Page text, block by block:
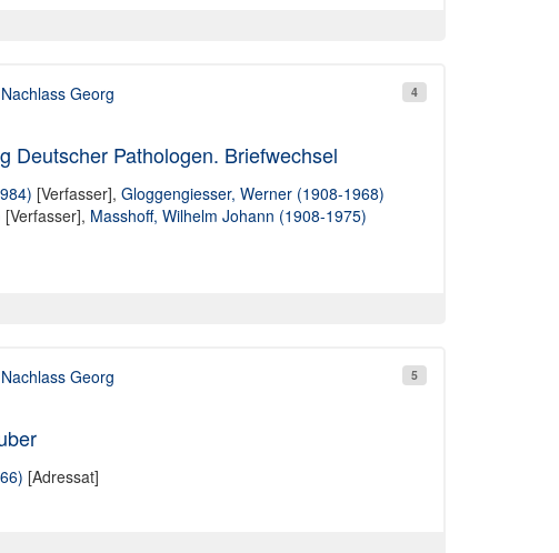
4
Nachlass Georg
Deutscher Pathologen. Briefwechsel
[Verfasser], Gloggengiesser, Werner (1908-1968)
[Verfasser], Masshoff, Wilhelm Johann (1908-1975)
5
Nachlass Georg
[Adressat]